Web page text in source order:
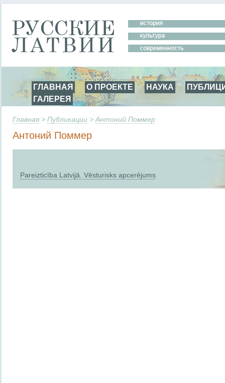
ГЛАВНАЯ О ПРОЕКТЕ НАУКА
ГАЛЕРЕЯ
Главная > Публикации > Антоний Поммер
Антоний Поммер
Pareizticība Latvijā. Vēsturisks apcerējums